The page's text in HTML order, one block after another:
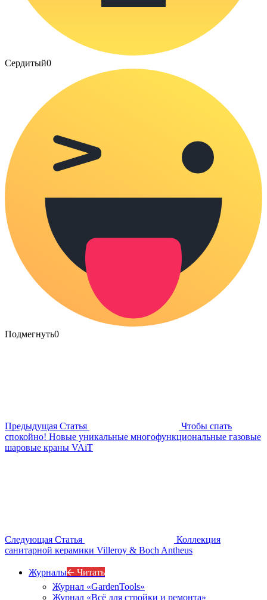
Сердитый0
Подмегнуть0
Предыдущая Статья
Чтобы спать
спокойно! Новые уникальные многофункциональные газовые
шаровые краны VAiT
Следующая Статья
Коллекция
санитарной керамики Villeroy & Boch Antheus
Журналы🡨 Читать
Журнал «GardenTools»
Журнал «Всё для стройки и ремонта»